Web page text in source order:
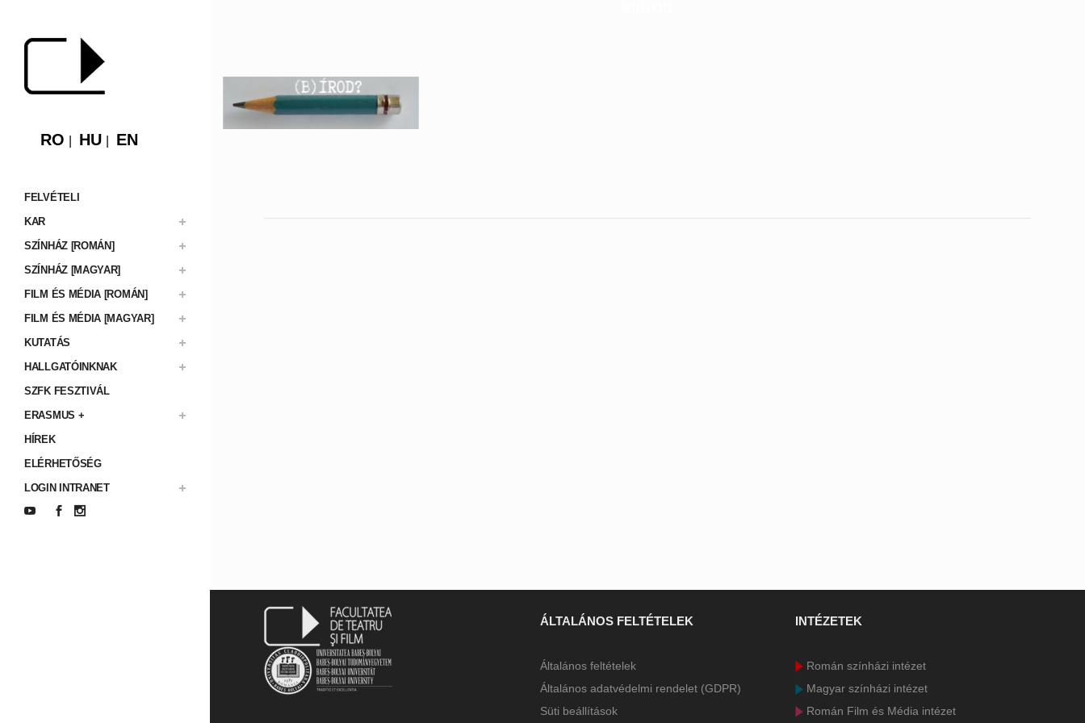
RO HU EN
FELVÉTELI
KAR
SZÍNHÁZ [ROMÁN]
SZÍNHÁZ [MAGYAR]
FILM ÉS MÉDIA [ROMÁN]
FILM ÉS MÉDIA [MAGYAR]
KUTATÁS
HALLGATÓINKNAK
SZFK FESZTIVÁL
ERASMUS +
HÍREK
ELÉRHETŐSÉG
LOGIN INTRANET
ÁLTALÁNOS FELTÉTELEK
Általános feltételek
Általános adatvédelmi rendelet (GDPR)
Süti beállítások
INTÉZETEK
Román színházi intézet
Magyar színházi intézet
Román Film és Média intézet